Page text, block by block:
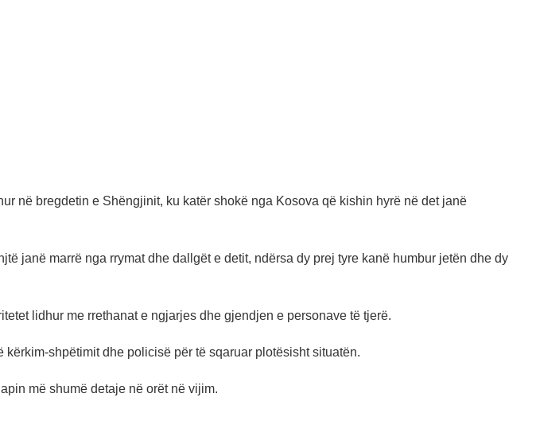
në bregdetin e Shëngjinit, ku katër shokë nga Kosova që kishin hyrë në det janë
janë marrë nga rrymat dhe dallgët e detit, ndërsa dy prej tyre kanë humbur jetën dhe dy
lidhur me rrethanat e ngjarjes dhe gjendjen e personave të tjerë.
kërkim-shpëtimit dhe policisë për të sqaruar plotësisht situatën.
më shumë detaje në orët në vijim.